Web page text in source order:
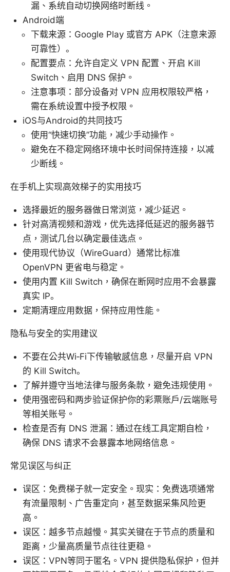
漏、系统自动切换网络时断线。
Android端
下载来源：Google Play 或官方 APK（注意来源
可靠性）。
配置要点：允许自定义 VPN 配置、开启 Kill
Switch、启用 DNS 保护。
注意事项：部分设备对 VPN 应用权限较严格，
需在系统设置中授予权限。
iOS与Android的共同技巧
使用“快速切换”功能，减少手动操作。
避免在不稳定网络环境中长时间保持连接，以减
少断线。
在手机上实现高效梯子的实用技巧
选择最近的服务器做日常浏览，减少延迟。
针对高清视频和游戏，优先选择低延迟的服务器节
点，测试几台以确定最佳选点。
使用现代协议（WireGuard）通常比标准
OpenVPN 更省电与稳定。
使用内置 Kill Switch，确保在断网时应用不会暴露
真实 IP。
定期清理应用数据，保持应用性能。
隐私与安全的实用建议
不要在公共Wi‑Fi下传输敏感信息，尽量开启 VPN
的 Kill Switch。
了解并遵守当地法律与服务条款，避免违规使用。
使用强密码和两步验证保护你的彩票账户/云端账号
等相关账号。
检查是否有 DNS 泄漏：通过在线工具定期自检，
确保 DNS 请求不会暴露本地网络信息。
常见误区与纠正
误区：免费梯子就一定安全。现实：免费选项通常
有流量限制、广告重定向，甚至数据采集风险更
高。
误区：越多节点越慢。其实关键在于节点的质量和
距离，少量高质量节点往往更稳。
误区：VPN等同于匿名。VPN 提供隐私保护，但并